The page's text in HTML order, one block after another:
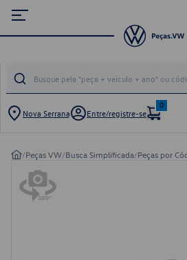
Nova Serrana Entre/registre-se
0
/Peças VW/Busca Simplificada/Peças por